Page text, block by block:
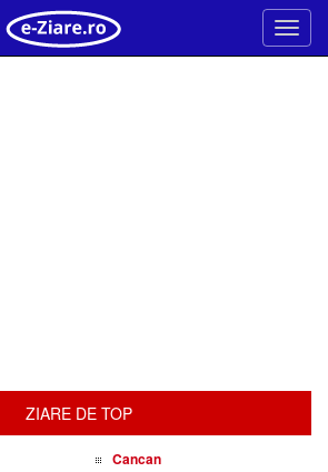
Meniu
ZIARE DE TOP
Cancan